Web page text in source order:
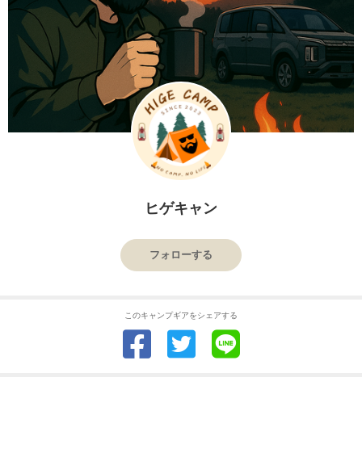
ヒゲキャン
フォローする
このキャンプギアをシェアする